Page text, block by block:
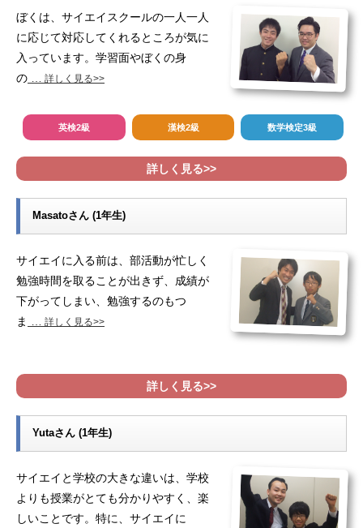
ぼくは、サイエイスクールの一人一人
に応じて対応してくれるところが気に
入っています。学習面やぼくの身
の … 詳しく見る>>
英検2級 漢検2級 数学検定3級
詳しく見る>>
Masatoさん (1年生)
サイエイに入る前は、部活動が忙しく
勉強時間を取ることが出きず、成績が
下がってしまい、勉強するのもつ
ま
詳しく見る>>
詳しく見る>>
Yutaさん (1年生)
サイエイと学校の大きな違いは、学校
よりも授業がとても分かりやすく、楽
しいことです。特に、サイエイに